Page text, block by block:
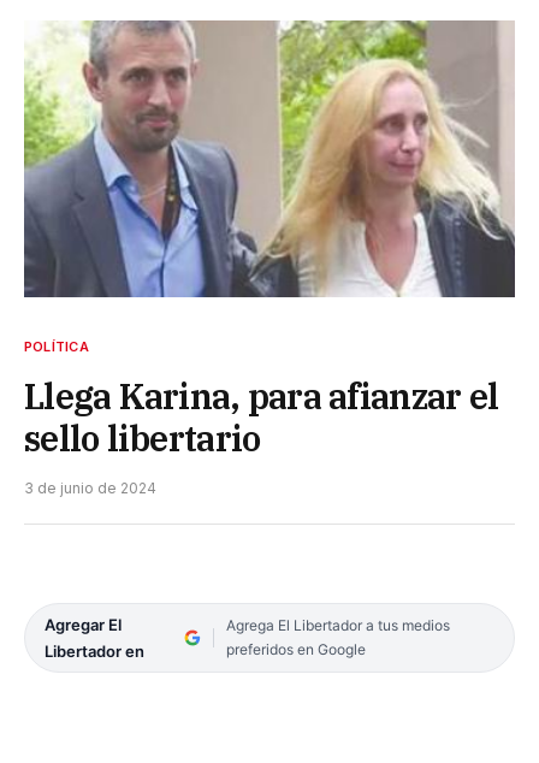
POLÍTICA
Llega Karina, para afianzar el
sello libertario
3 de junio de 2024
Agregar El
Libertador en
Agrega El Libertador a tus medios
preferidos en Google